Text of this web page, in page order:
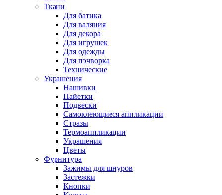
Ткани
Для батика
Для валяния
Для декора
Для игрушек
Для одежды
Для пэчворка
Технические
Украшения
Нашивки
Пайетки
Подвески
Самоклеющиеся аппликации
Стразы
Термоаппликации
Украшения
Цветы
Фурнитура
Зажимы для шнуров
Застежки
Кнопки